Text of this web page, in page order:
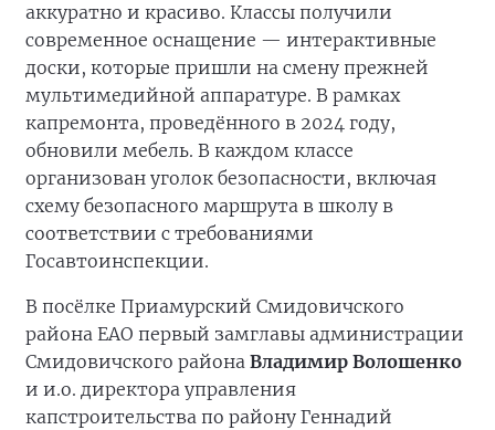
аккуратно и красиво. Классы получили
современное оснащение — интерактивные
доски, которые пришли на смену прежней
мультимедийной аппаратуре. В рамках
капремонта, проведённого в 2024 году,
обновили мебель. В каждом классе
организован уголок безопасности, включая
схему безопасного маршрута в школу в
соответствии с требованиями
Госавтоинспекции.
В посёлке Приамурский Смидовичского
района ЕАО первый замглавы администрации
Смидовичского района Владимир Волошенко
и и.о. директора управления
капстроительства по району Геннадий